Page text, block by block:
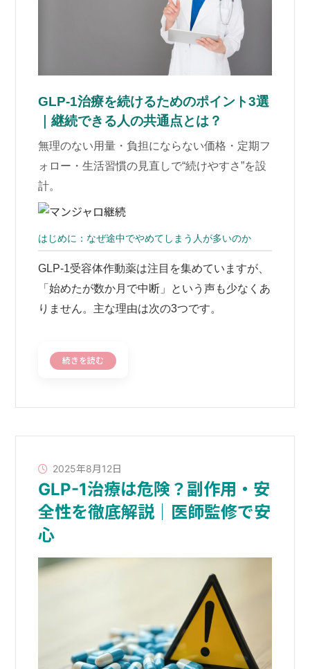
GLP-1治療を続けるためのポイント3選
｜継続できる人の共通点とは？
無理のない用量・負担にならない価格・定期フ
ォロー・生活習慣の見直しで“続けやすさ”を設
計。
はじめに：なぜ途中でやめてしまう人が多いのか
GLP-1受容体作動薬は注目を集めていますが、
「始めたが数か月で中断」という声も少なくあ
りません。主な理由は次の3つです。
続きを読む
2025年8月12日
GLP-1治療は危険？副作用・安
全性を徹底解説｜医師監修で安
心